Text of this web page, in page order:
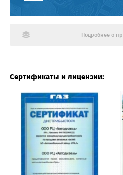
Подробнее о
Сертификаты и лицензии: